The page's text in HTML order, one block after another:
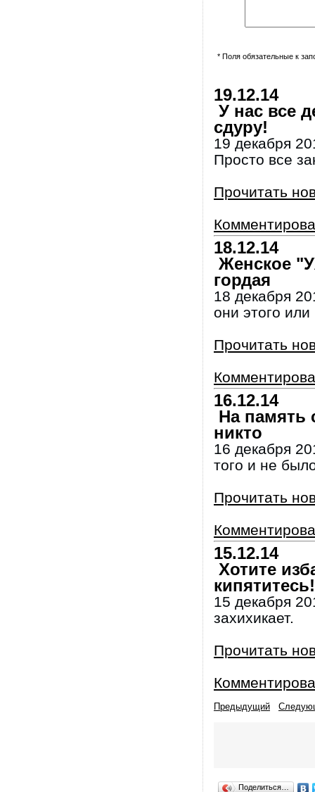
* Поля обязательные к
19.12.14
У нас все
сдуру!
19 декабря
Просто все
Прочитать
18.12.14
Женское
гордая
18 декабря
они этого или
Прочитать
16.12.14
На память
никто
16 декабря
того и не
Прочитать
15.12.14
Хотите
кипятитесь!
15 декабря
захихикает.
Прочитать
Предыдущий
Поделиться…